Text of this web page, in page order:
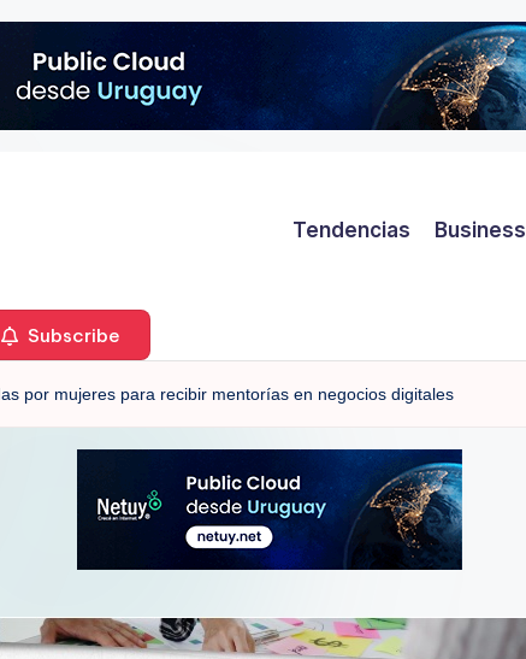
Tendencias Business
Subscribe
por mujeres para recibir mentorías en negocios digitales